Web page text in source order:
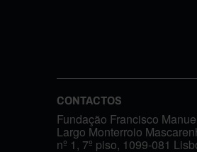
CONTACTOS
Fundação Francisco
Largo Monterroio
nº 1, 7º piso, 1099-081